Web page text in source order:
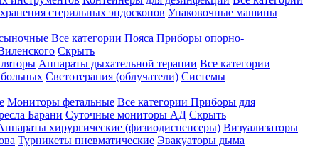
стерильных эндоскопов Упаковочные машины
Все категории Пояса Приборы опорно-
Скрыть
Аппараты дыхательной терапии Все категории
Светотерапия (облучатели) Системы
Мониторы фетальные Все категории Приборы для
Барани Суточные мониторы АД Скрыть
хирургические (физиодиспенсеры) Визуализаторы
Турникеты пневматические Эвакуаторы дыма